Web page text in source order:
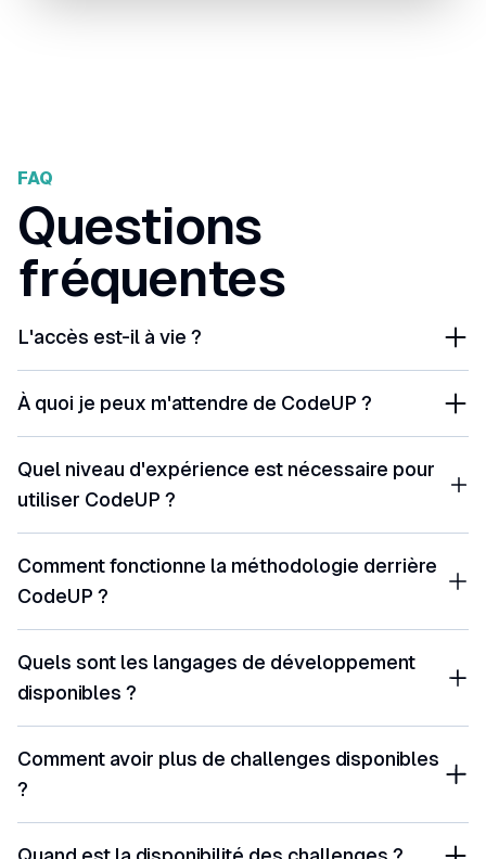
FAQ
Questions
fréquentes
L'accès est-il à vie ?
À quoi je peux m'attendre de CodeUP ?
Quel niveau d'expérience est nécessaire pour
utiliser CodeUP ?
Comment fonctionne la méthodologie derrière
CodeUP ?
Quels sont les langages de développement
disponibles ?
Comment avoir plus de challenges disponibles
?